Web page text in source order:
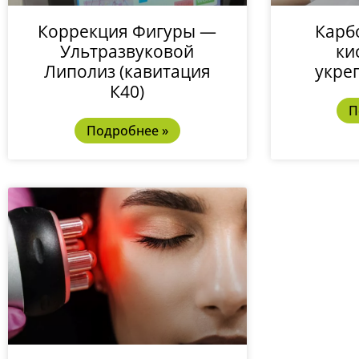
Коррекция Фигуры —
Ультразвуковой
Липолиз (кавитация
К40)
Подробнее »